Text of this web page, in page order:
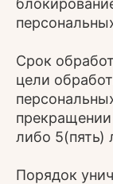
Срок
цели
либо 5(пять)
Порядок